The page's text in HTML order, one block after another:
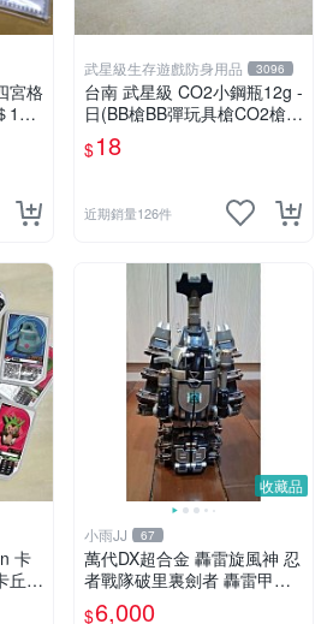
宮格
10
武星級生存遊戲防身用品 3096
台南 武星級 CO2小鋼瓶12g -
日(BB槍BB彈玩具槍CO2槍長
槍短槍模型槍壓縮氣瓶氮氣瓶
$18
近期銷量126件
卡
丘、
收藏品
小雨JJ 67
萬代DX超合金 轟雷旋風神 忍
者戰隊破里裏劍者 轟雷甲蟲
轟雷鍬形蟲 絕版稀有老物收
$6,000